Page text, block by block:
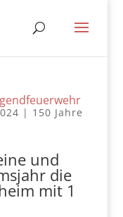
| 150 Jahre
und
die
mit 1